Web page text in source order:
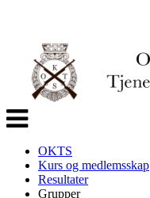
Veksle
navigasjon
OKTS
Kurs og medlemsskap
Resultater
Grupper